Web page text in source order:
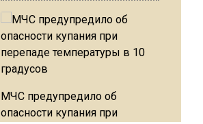
МЧС предупредило об
опасности купания при